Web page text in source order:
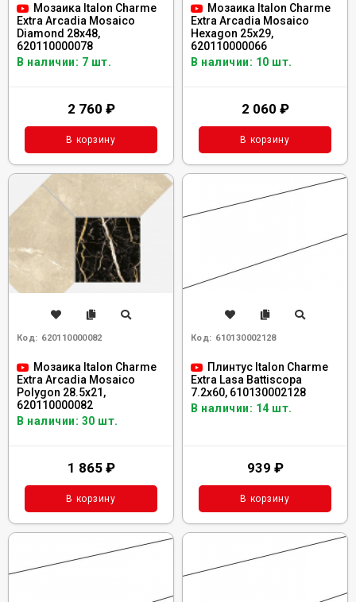
Мозаика Italon Charme
Extra Arcadia Mosaico
Diamond 28x48,
620110000078
В наличии: 7 шт.
2 760 ₽
В корзину
Мозаика Italon Charme
Extra Arcadia Mosaico
Hexagon 25x29,
620110000066
В наличии: 10 шт.
2 060 ₽
В корзину
Код: 620110000082
Мозаика Italon Charme
Extra Arcadia Mosaico
Polygon 28.5x21,
620110000082
В наличии: 30 шт.
1 865 ₽
В корзину
Код: 610130002128
Плинтус Italon Charme
Extra Lasa Battiscopa
7.2x60, 610130002128
В наличии: 14 шт.
939 ₽
В корзину